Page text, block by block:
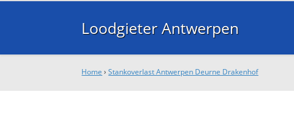
Loodgieter Antwerpen
Home ›Stankoverlast Antwerpen Deurne Drakenhof